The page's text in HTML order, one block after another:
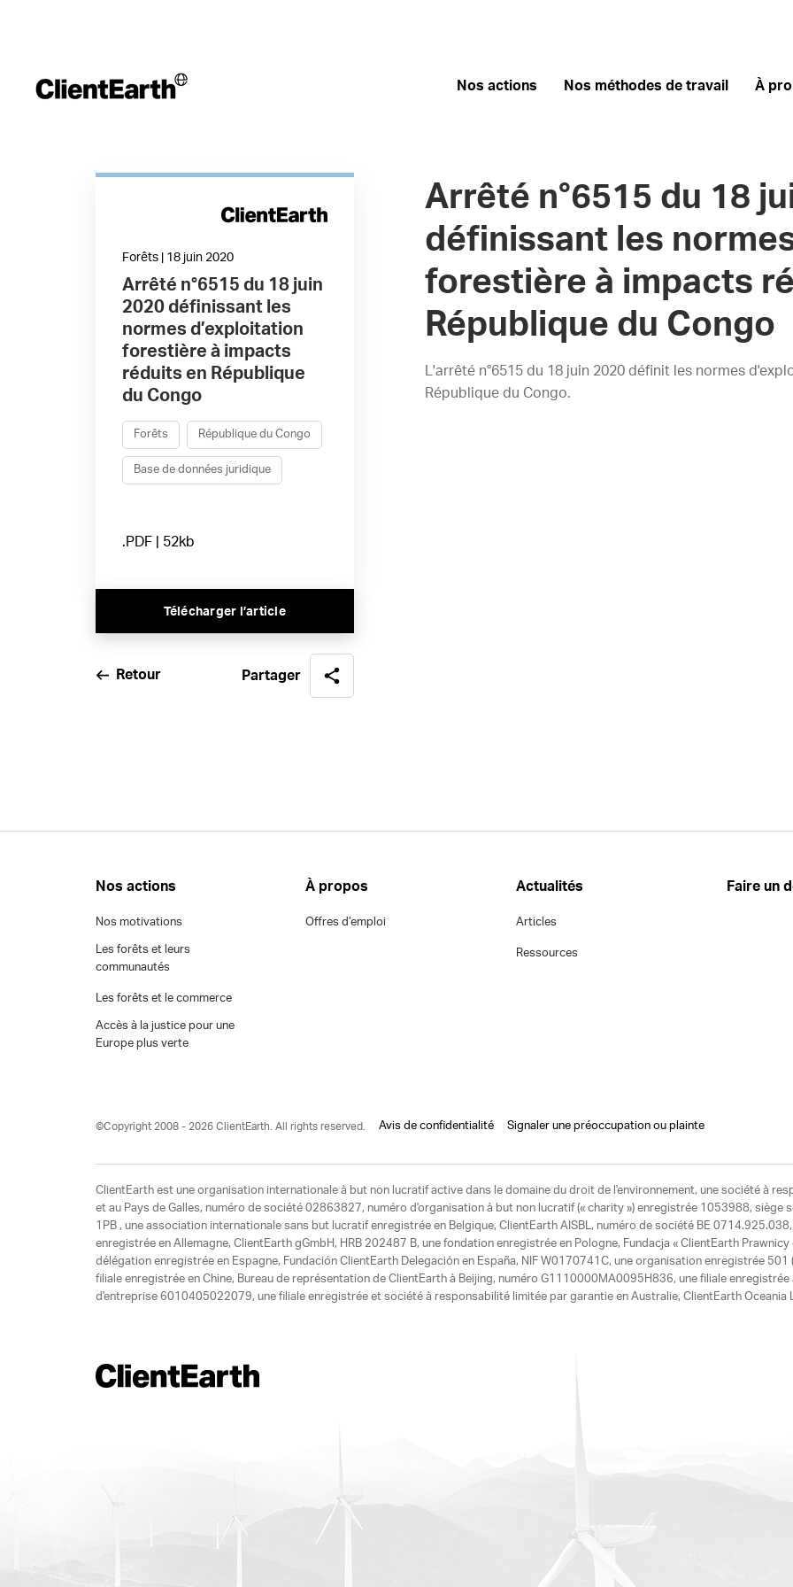
Nos actions Nos méthodes de travail À
Forêts | 18 juin 2020
Arrêté n°6515 du 18 juin
2020 définissant les
normes d’exploitation
forestière à impacts
réduits en République
du Congo
Forêts République du Congo
Base de données juridique
.PDF | 52kb
Télécharger l’article
Retour Partager
Arrêté n°6515 du 18
définissant les
forestière à impacts
République du Congo
L'arrêté n°6515 du 18 juin 2020 définit les normes
République du Congo.
Nos actions
Nos motivations
Les forêts et leurs
communautés
Les forêts et le commerce
Accès à la justice pour une
Europe plus verte
À propos
Offres d’emploi
Actualités
Articles
Ressources
Faire un
©Copyright 2008 - 2026 ClientEarth. All rights reserved. Avis de confidentialité Signaler une préoccupation ou plainte
ClientEarth est une organisation internationale à but non lucratif active dans le domaine du droit de l'environnement, une société à
et au Pays de Galles, numéro de société 02863827, numéro d'organisation à but non lucratif (« charity ») enregistrée 1053988, siège
1PB , une association internationale sans but lucratif enregistrée en Belgique, ClientEarth AISBL, numéro de société BE
enregistrée en Allemagne, ClientEarth gGmbH, HRB 202487 B, une fondation enregistrée en Pologne, Fundacja « ClientEarth
délégation enregistrée en Espagne, Fundación ClientEarth Delegación en España, NIF W0170741C, une organisation enregistrée
filiale enregistrée en Chine, Bureau de représentation de ClientEarth à Beijing, numéro G1110000MA0095H836, une filiale
d'entreprise 6010405022079, une filiale enregistrée et société à responsabilité limitée par garantie en Australie, ClientEarth